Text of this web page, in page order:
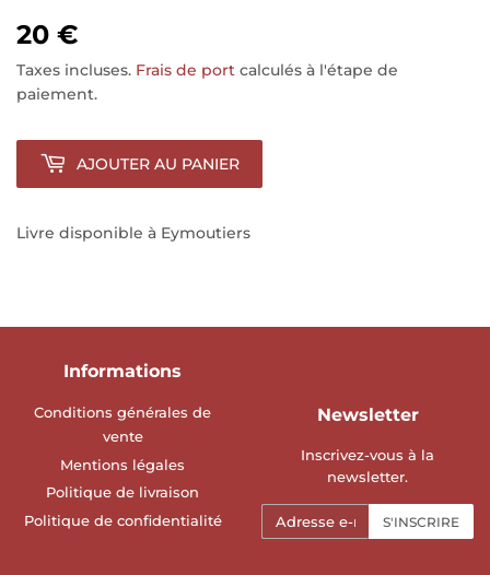
20 €
Taxes incluses. Frais de port calculés à l'étape de
paiement.
AJOUTER AU PANIER
Livre disponible à Eymoutiers
Informations
Conditions générales de
vente
Mentions légales
Politique de livraison
Politique de confidentialité
Newsletter
Inscrivez-vous à la
newsletter.
mails
S'INSCRIRE